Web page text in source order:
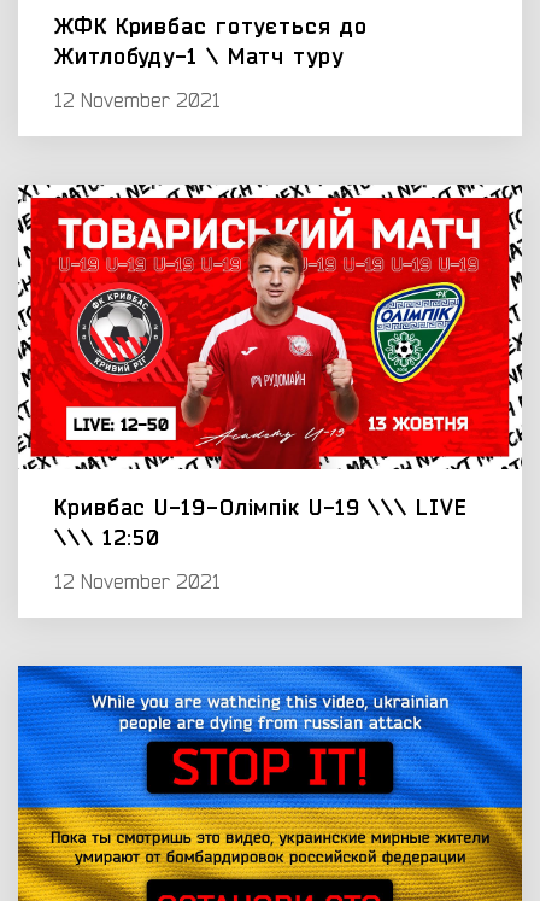
ЖФК Кривбас готується до
Житлобуду-1 \ Матч туру
12 November 2021
Кривбас U-19-Олімпік U-19 \\\ LIVE
\\\ 12:50
12 November 2021